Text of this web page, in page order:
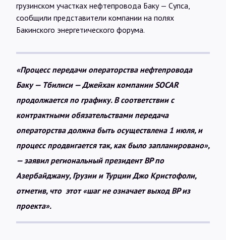
грузинском участках нефтепровода Баку — Супса,
сообщили представители компании на полях
Бакинского энергетического форума.
«Процесс передачи операторства нефтепровода
Баку — Тбилиси — Джейхан компании SOCAR
продолжается по графику. В соответствии с
контрактными обязательствами передача
операторства должна быть осуществлена 1 июля, и
процесс продвигается так, как было запланировано»,
— заявил региональный президент BP по
Азербайджану, Грузии и Турции Джо Кристофоли,
отметив, что этот «шаг не означает выход BP из
проекта».